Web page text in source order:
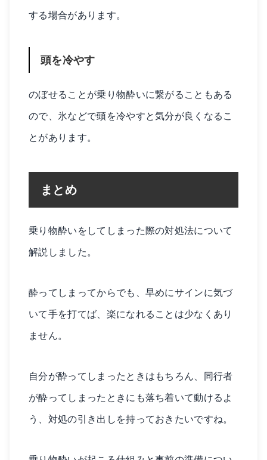
する場合があります。
頭を冷やす
のぼせることが乗り物酔いに繋がることもある
ので、氷などで頭を冷やすと気分が良くなるこ
とがあります。
まとめ
乗り物酔いをしてしまった際の対処法について
解説しました。
酔ってしまってからでも、早めにサインに気づ
いて手を打てば、楽になれることは少なくあり
ません。
自分が酔ってしまったときはもちろん、同行者
が酔ってしまったときにも落ち着いて動けるよ
う、対処の引き出しを持っておきたいですね。